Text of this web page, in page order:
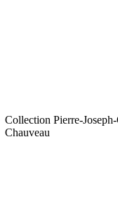
Collection Pierre-
Chauveau